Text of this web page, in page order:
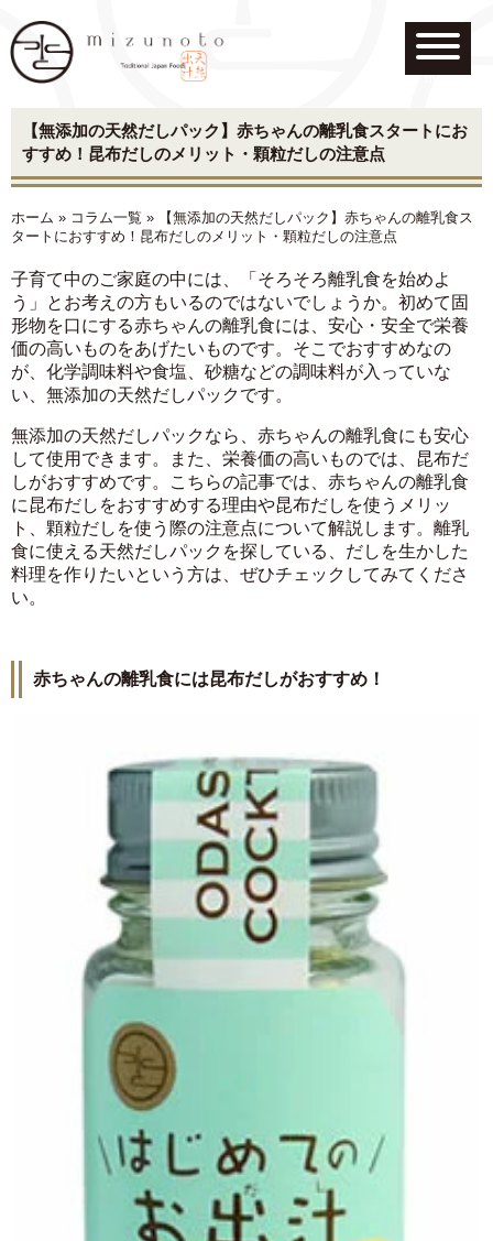
menu
【無添加の天然だしパック】赤ちゃんの離乳食スタートにお
すすめ！昆布だしのメリット・顆粒だしの注意点
ホーム » コラム一覧 »
【無添加の天然だしパック】赤ちゃんの離乳食ス
タートにおすすめ！昆布だしのメリット・顆粒だしの注意点
子育て中のご家庭の中には、「そろそろ離乳食を始めよ
う」とお考えの方もいるのではないでしょうか。初めて固
形物を口にする赤ちゃんの離乳食には、安心・安全で栄養
価の高いものをあげたいものです。そこでおすすめなの
が、化学調味料や食塩、砂糖などの調味料が入っていな
い、無添加の天然だしパックです。
無添加の天然だしパックなら、赤ちゃんの離乳食にも安心
して使用できます。また、栄養価の高いものでは、昆布だ
しがおすすめです。こちらの記事では、赤ちゃんの離乳食
に昆布だしをおすすめする理由や昆布だしを使うメリッ
ト、顆粒だしを使う際の注意点について解説します。離乳
食に使える天然だしパックを探している、だしを生かした
料理を作りたいという方は、ぜひチェックしてみてくださ
い。
赤ちゃんの離乳食には昆布だしがおすすめ！